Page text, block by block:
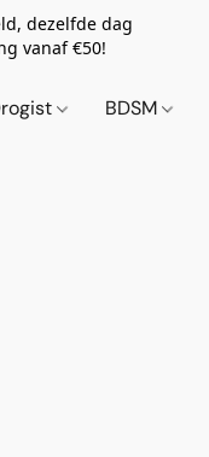
dezelfde dag
vanaf €50!
BDSM